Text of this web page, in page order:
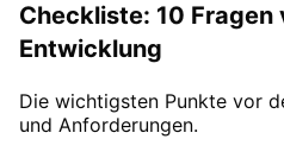
Checkliste: 10
Entwicklung
Die wichtigsten Punkte vor
und Anforderungen.